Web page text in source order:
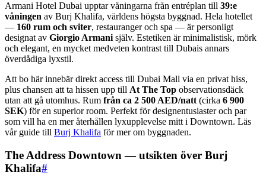
Armani Hotel Dubai upptar våningarna från entréplan till 39:e
våningen av Burj Khalifa, världens högsta byggnad. Hela hotellet
— 160 rum och sviter, restauranger och spa — är personligt
designat av Giorgio Armani själv. Estetiken är minimalistisk, mörk
och elegant, en mycket medveten kontrast till Dubais annars
överdådiga lyxstil.
Att bo här innebär direkt access till Dubai Mall via en privat hiss,
plus chansen att ta hissen upp till At The Top observationsdäck
utan att gå utomhus. Rum från ca 2 500 AED/natt (cirka 6 900
SEK) för en superior room. Perfekt för designentusiaster och par
som vill ha en mer återhållen lyxupplevelse mitt i Downtown. Läs
vår guide till Burj Khalifa för mer om byggnaden.
The Address Downtown — utsikten över Burj
Khalifa#